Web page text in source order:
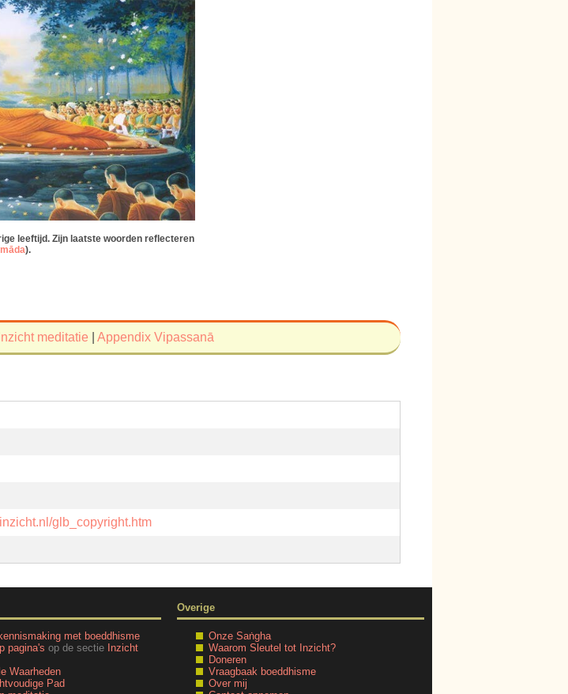
leeftijd. Zijn laatste woorden reflecteren
).
Inzicht meditatie Appendix Vipassanā
glb_copyright.htm
met boeddhisme
pagina's op de sectie Inzicht
Waarheden
Pad
Overige
Onze Saṅgha
Waarom Sleutel tot Inzicht?
Doneren
Vraagbaak boeddhisme
Over mij